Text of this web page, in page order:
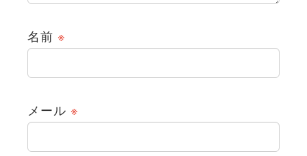
名前 ※
メール ※